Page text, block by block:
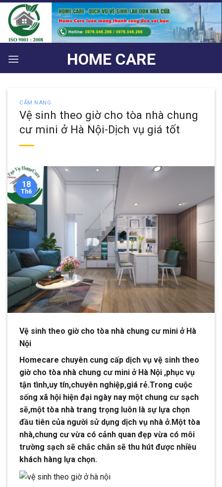
Bỏ
qua
nội
dung
HOME CARE
CẨM NANG
Vệ sinh theo giờ cho tòa nhà chung
cư mini ở Hà Nội-Dịch vụ giá tốt
18
Th6
Vệ sinh theo giờ cho tòa nhà chung cư mini ở Hà
Nội
Homecare chuyên cung cấp dịch vụ vệ sinh theo
giờ cho tòa nhà chung cư mini ở Hà Nội ,phục vụ
tận tình,uy tín,chuyên nghiệp,giá rẻ.Trong cuộc
sống xã hội hiện đại ngày nay một chung cư sạch
sẽ,một tòa nhà trang trọng luôn là sự lựa chọn
đầu tiên của người sử dụng dịch vụ nhà ở.Một tòa
nhà,chung cư vừa có cảnh quan đẹp vừa có môi
trường sạch sẽ chắc chắn sẽ thu hút được nhiều
khách hàng lựa chọn.